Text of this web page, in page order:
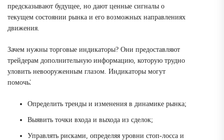
предсказывают будущее, но дают ценные сигналы о
текущем состоянии рынка и его возможных направлениях
движения.
Зачем нужны торговые индикаторы? Они предоставляют
трейдерам дополнительную информацию, которую трудно
уловить невооруженным глазом. Индикаторы могут
помочь⁚
Определить тренды и изменения в динамике рынка;
Выявить точки входа и выхода из сделок;
Управлять рисками, определяя уровни стоп-лосса и